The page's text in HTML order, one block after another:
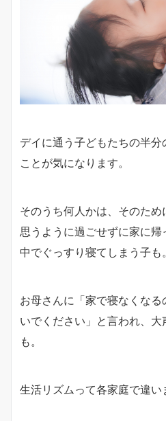
デイに通う子どもたちの半
ことが気になります。
そのうち何人かは、そのため
思うように過ごせずに家に
中でぐっすり寝てしまう子も。
お母さんに「家で寝なくな
いでください」と言われ、
も。
生活リズムって各家庭で違い